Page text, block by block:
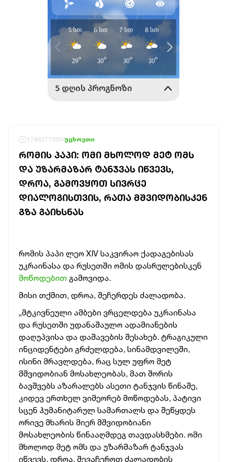
1786277550 უცხოეთი
ᲠᲝᲛᲘᲡ ᲞᲐᲞᲘ: ᲝᲛᲘ ᲛᲮᲝᲚᲝᲓ ᲛᲔᲢ ᲝᲛᲡ
ᲓᲐ ᲣᲖᲐᲠᲛᲐᲖᲐᲠ ᲢᲐᲜᲯᲕᲐᲡ ᲘᲬᲕᲔᲕᲡ,
ᲓᲠᲝᲐ, ᲒᲐᲛᲝᲕᲧᲝᲗ ᲡᲘᲕᲠᲪᲔ
ᲓᲘᲐᲚᲝᲒᲘᲡᲗᲕᲘᲡ, ᲠᲐᲗᲐ ᲛᲨᲕᲘᲓᲝᲑᲘᲡᲙᲔᲜ
ᲒᲖᲐ ᲒᲐᲘᲮᲡᲜᲐᲡ
რომის პაპი ლეო XIV საკვირაო ქადაგებისას
უკრაინასა და რუსეთში ომის დასრულებისკენ
მოწოდებით გამოვიდა.
მისი თქმით, დროა, შეჩერდეს ძალადობა.
„მტკივნეული ამბები ვრცელდება უკრაინასა
და რუსეთში უდანაშაულო ადამიანების
დაღუპვისა და დაშავების შესახებ. ტრაგიკული
ინციდენტები გრძელდება, სინამდვილეში,
ისინი მრავლდება, რაც სულ უფრო მეტ
მშვიდობიან მოსახლეობას, მათ შორის
ბავშვებს აზარალებს ასეთი ტანჯვის წინაშე,
კიდევ ერთხელ ვიმეორებ მოწოდებას, პატივი
სცენ ჰუმანიტარულ სამართალს და შეწყდეს
ორივე მხარის მიერ მშვიდობიანი
მოსახლეობის წინააღმდეგ თავდასხმები. ომი
მხოლოდ მეტ ომს და უზარმაზარ ტანჯვას
იწვევს. დროა, შევაჩეროთ ძალადობის